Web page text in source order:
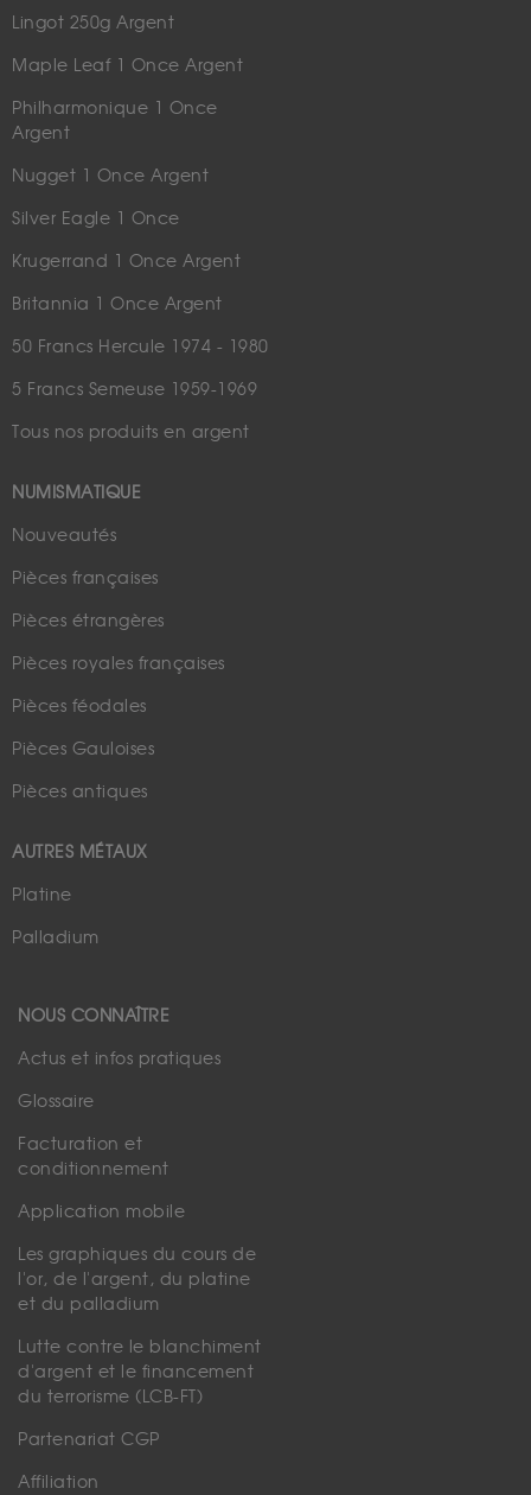
Lingot 250g Argent
Maple Leaf 1 Once Argent
Philharmonique 1 Once
Argent
Nugget 1 Once Argent
Silver Eagle 1 Once
Krugerrand 1 Once Argent
Britannia 1 Once Argent
50 Francs Hercule 1974 - 1980
5 Francs Semeuse 1959-1969
Tous nos produits en argent
NUMISMATIQUE
Nouveautés
Pièces françaises
Pièces étrangères
Pièces royales françaises
Pièces féodales
Pièces Gauloises
Pièces antiques
AUTRES MÉTAUX
Platine
Palladium
NOUS CONNAÎTRE
Actus et infos pratiques
Glossaire
Facturation et
conditionnement
Application mobile
Les graphiques du cours de
l'or, de l'argent, du platine
et du palladium
Lutte contre le blanchiment
d'argent et le financement
du terrorisme (LCB-FT)
Partenariat CGP
Affiliation